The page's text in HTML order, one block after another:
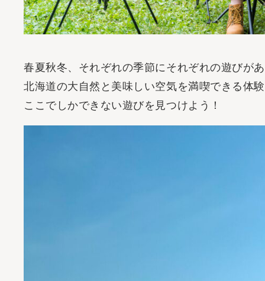
- フラノの魅力
- 中小企業支援・助成金
春夏秋冬、それぞれの季節にそれぞれの遊びが
北海道の大自然と美味しい空気を満喫できる体
ここでしかできない遊びを見つけよう！